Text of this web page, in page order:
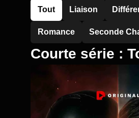
Tout Liaison
Romance Seconde
Courte série :